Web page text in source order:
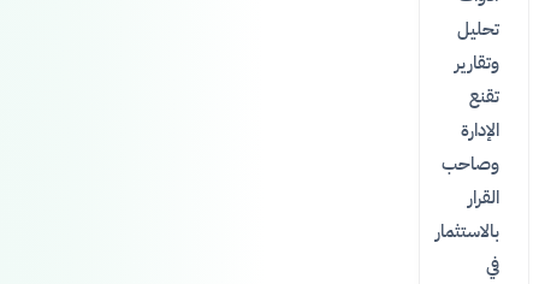
تحليل
وتقارير
تقنع
الإدارة
وصاحب
القرار
بالاستثمار
في